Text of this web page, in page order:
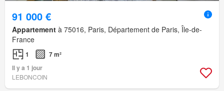
91 000 €
Appartement à 75016, Paris, Département de Paris, Île-de-
France
1
7 m²
Il y a 1 jour
LEBONCOIN